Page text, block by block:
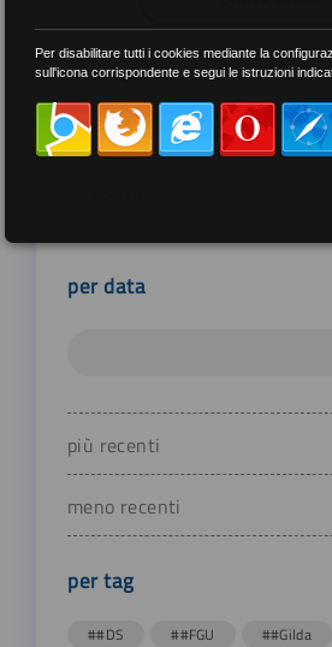
RICERCA
per data
più recenti
meno recenti
per tag
##DS ##FGU ##Gilda
Per disabilitare tutti i cookies mediante la
sull'icona corrispondente e segui le istruzioni